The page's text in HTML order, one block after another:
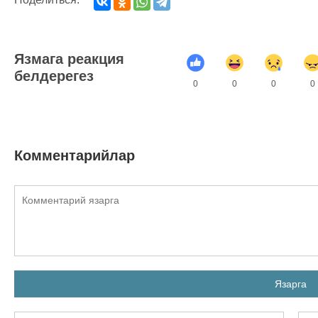
Язмага реакция
белдерегез
0 0 0 0
Комментарийлар
Язарга